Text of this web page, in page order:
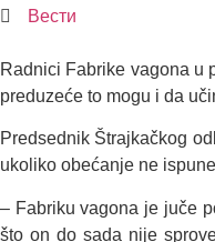
Вести
Radnici Fabrike vagona u
preduzeće to mogu i da
Predsednik Štrajkačkog
ukoliko obećanje ne
– Fabriku vagona je juče
što on do sada nije